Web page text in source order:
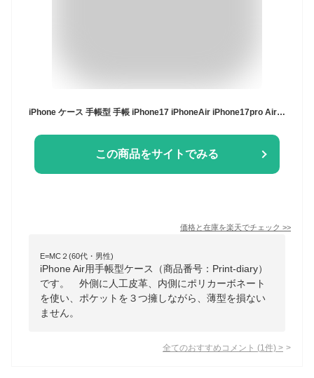
iPhone ケース 手帳型 手帳 iPhone17 iPhoneAir iPhone17pro Air iPhone16e iphone16 iPhone16pro iphone15 iphone14 iPhoneSE iPhone13 16e 16 15 14 mini pro max 北欧 イニシャル アルファベット アート モノクロ ナンバー
この商品をサイトでみる
価格と在庫を楽天でチェック >>
E=MC２(60代・男性)
iPhone Air用手帳型ケース（商品番号：Print-diary）
です。 外側に人工皮革、内側にポリカーボネート
を使い、ポケットを３つ擁しながら、薄型を損ない
ません。
全てのおすすめコメント (1 件) >